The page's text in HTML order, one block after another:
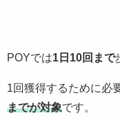
POYでは1日10回まで
1回獲得するために必
までが対象です。